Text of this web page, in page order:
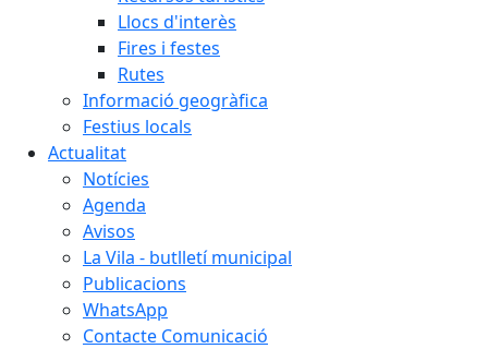
Llocs d'interès
Fires i festes
Rutes
Informació geogràfica
Festius locals
Actualitat
Notícies
Agenda
Avisos
La Vila - butlletí municipal
Publicacions
WhatsApp
Contacte Comunicació